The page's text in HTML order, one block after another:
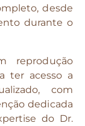
desde
durante o
reprodução
ter acesso a
com
dedicada
do Dr.